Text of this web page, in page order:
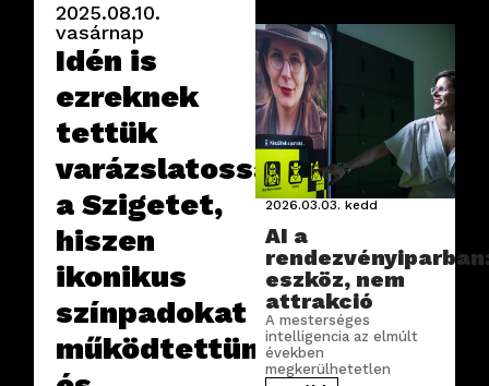
2025.08.10.
vasárnap
Idén is
ezreknek
tettük
varázslatossá
a Szigetet,
hiszen
ikonikus
színpadokat
működtettünk
2026.03.03.kedd
AI a
eszköz, nem
attrakció
A mesterséges
intelligencia az elmúlt
években
megkerülhetetlen